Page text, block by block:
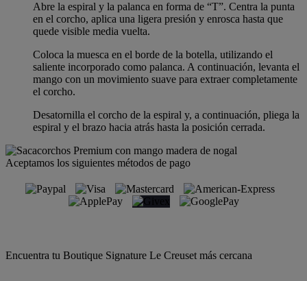
Abre la espiral y la palanca en forma de “T”. Centra la punta
en el corcho, aplica una ligera presión y enrosca hasta que
quede visible media vuelta.
Coloca la muesca en el borde de la botella, utilizando el
saliente incorporado como palanca. A continuación, levanta el
mango con un movimiento suave para extraer completamente
el corcho.
Desatornilla el corcho de la espiral y, a continuación, pliega la
espiral y el brazo hacia atrás hasta la posición cerrada.
Aceptamos los siguientes métodos de pago
Encuentra tu Boutique Signature Le Creuset más cercana